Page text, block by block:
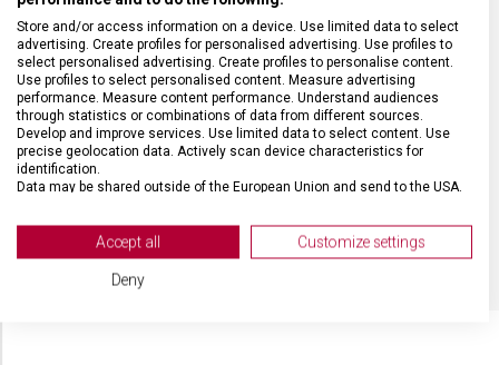
POČET FUNKCÍ 6
VELIKOST 9,4 x 2,2 cm
MATERIÁL
BARVA Červená
Store and/or access information on a device. Use limited data to select
advertising. Create profiles for personalised advertising. Use profiles to
select personalised advertising. Create profiles to personalise content.
Use profiles to select personalised content. Measure advertising
performance. Measure content performance. Understand audiences
through statistics or combinations of data from different sources.
Develop and improve services. Use limited data to select content. Use
precise geolocation data. Actively scan device characteristics for
identification.
Data may be shared outside of the European Union and send to the USA.
View Partner List (2 IAB Vendors)
We use your data for the following purposes:
Accept all Customize settings
Deny